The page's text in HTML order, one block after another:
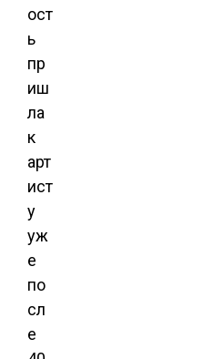
ост
ь
пр
иш
ла
к
арт
ист
у
уж
е
по
сл
е